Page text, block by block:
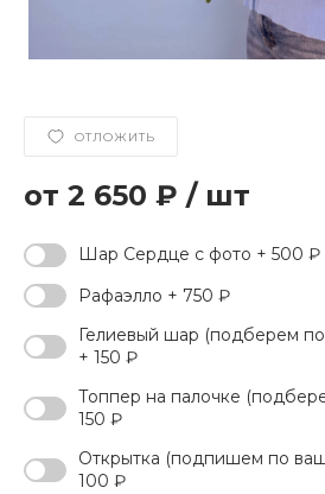
ОТЛОЖИТЬ
2 650 ₽ / шт
Шар Сердце с фото + 500 ₽
Рафаэлло + 750 ₽
Гелиевый шар (подберем
+ 150 ₽
Топпер на палочке
150 ₽
Открытка (подпишем по
100 ₽